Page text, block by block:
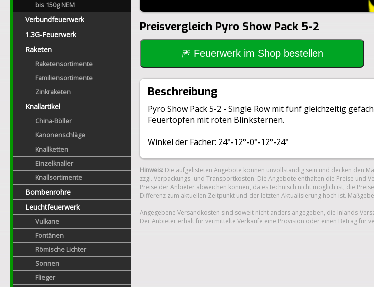
bis 150g NEM
Verbundfeuerwerk
1.3G-Feuerwerk
Raketen
Raketensortimente
Familiensortimente
Zinkraketen
Knallartikel
China-Böller
Kanonenschläge
Knallketten
Einzelknaller
Knallsortimente
Bombenrohre
Leuchtfeuerwerk
Vulkane
Fontänen
Römische Lichter
Sonnen
Flieger
Preisvergleich Pyro Show Pack 5-2
🎆 Feuerwerk im Shop bestellen
Beschreibung
Pyro Show Pack 5-2 - Single Row mit fünf gleichzeitig
Feuertöpfen mit roten Blinksternen.
Winkel der Fächer: 24°-12°-0°-12°-24°
Hinweis: Die aufgelisteten Angebote können unvollständig sein und decken den
zzgl. Verpackungs- und Transportkosten. Die Angebote enthalten die Preise und
Preise der Anbieter abweichen können, da es technisch nicht möglich ist, die
Differenz zum aktuellen Zeitpunkt und der letzten Aktualisierung hoch ist.
Angegebene Versandkosten sind soweit nicht anders angegeben, die Inlands-
Der Anbieter erhält für vermittelte Verkäufe eine Provision oder einen Betrag für